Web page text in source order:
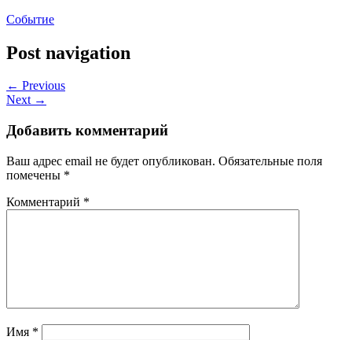
Событие
Post navigation
← Previous
Next →
Добавить комментарий
Ваш адрес email не будет опубликован. Обязательные поля
помечены *
Комментарий *
Имя *